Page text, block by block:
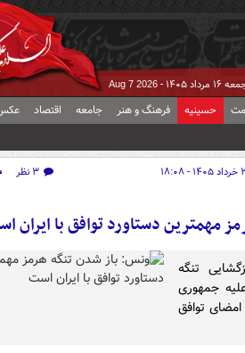
۱۶ مرداد ۱۴۰۵ - Aug 7 2026
حسینیه فرهنگ و هنر جامعه اقتصاد
۳ نظر
مهمترین دستاورد توافق با ایران
تنگه
جمهوری
امضای توافق